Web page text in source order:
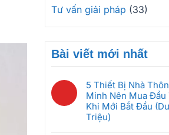
Tư vấn giải pháp (33)
Bài viết mới nhất
5 Thiết Bị Nhà
Minh Nên Mua Đầu
Khi Mới Bắt Đầu
Triệu)